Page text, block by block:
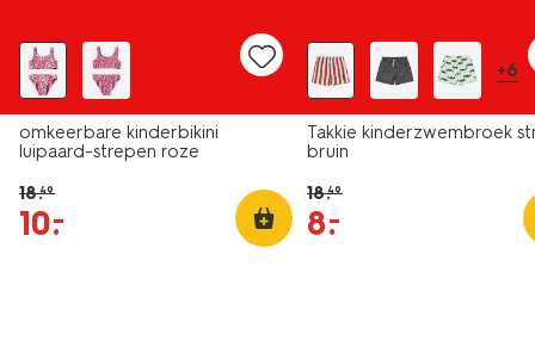
omkeerbare kinderbikini
luipaard-strepen roze
18.49
10.
–
+6
Takkie kinderzwembroek
bruin
18.49
8.
–